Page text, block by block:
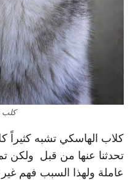
كلاب الهاسكي تشبه كثيراً
تحدثنا عنها من قبل ولكن
عاملة ولهذا السبب فهم